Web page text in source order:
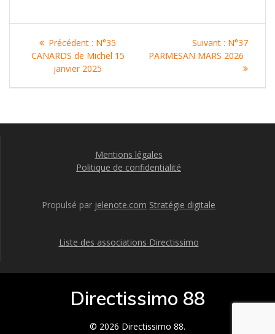
Navigation
l’article
Précédent : Article
précédent
:
N°35
CANARDS de Michel 15
janvier 2025
Suivant : Article
suivant
N°37
PARMESAN MARS 2026
Mentions légales
Politique de confidentialité
Propulsé par jelenote.com Stratégie digitale
Liste des associations Directissimo
Directissimo 88
© 2026 Directissimo 88.